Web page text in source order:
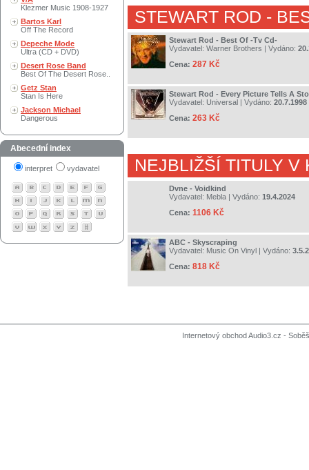
Klezmer Music 1908-1927
Bartos Karl
Off The Record
Depeche Mode
Ultra (CD + DVD)
Desert Rose Band
Best Of The Desert Rose..
Getz Stan
Stan Is Here
Jackson Michael
Dangerous
Abecední index
interpret vydavatel
STEWART ROD -
Stewart Rod - Best Of -Tv Cd-
Vydavatel: Warner Brothers | Vydáno:
Cena: 287 Kč
Stewart Rod - Every Picture Tells A
Vydavatel: Universal | Vydáno: 20.7.1998
Cena: 263 Kč
NEJBLIŽŠÍ TITULY V
Dvne - Voidkind
Vydavatel: Mebla | Vydáno: 19.4.2024
Cena: 1106 Kč
ABC - Skyscraping
Vydavatel: Music On Vinyl | Vydáno:
Cena: 818 Kč
Internetový obchod Audio3.cz -